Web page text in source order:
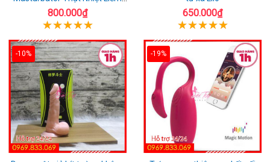
Rung
800.000₫ 650.000₫
-10% -19%